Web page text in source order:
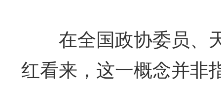
在全国政协委员、
红看来，这一概念并非